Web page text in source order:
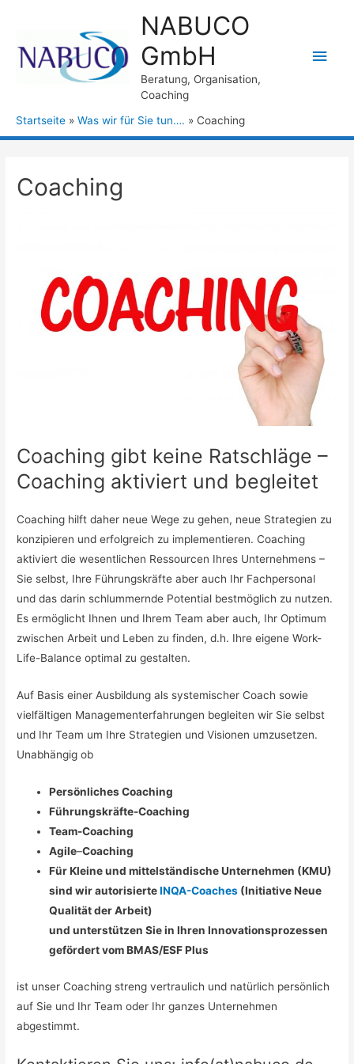
NABUCO
GmbH
Beratung, Organisation,
Coaching
Startseite Was wir für Sie tun…. Coaching
Coaching
Coaching gibt keine Ratschläge –
Coaching aktiviert und begleitet
Coaching hilft daher neue Wege zu gehen, neue Strategien zu
konzipieren und erfolgreich zu implementieren. Coaching
aktiviert die wesentlichen Ressourcen Ihres Unternehmens –
Sie selbst, Ihre Führungskräfte aber auch Ihr Fachpersonal
und das darin schlummernde Potential bestmöglich zu nutzen.
Es ermöglicht Ihnen und Ihrem Team aber auch, Ihr Optimum
zwischen Arbeit und Leben zu finden, d.h. Ihre eigene Work-
Life-Balance optimal zu gestalten.
Auf Basis einer Ausbildung als systemischer Coach sowie
vielfältigen Managementerfahrungen begleiten wir Sie selbst
und Ihr Team um Ihre Strategien und Visionen umzusetzen.
Unabhängig ob
Persönliches Coaching
Führungskräfte-Coaching
Team-Coaching
Agile–Coaching
Für Kleine und mittelständische Unternehmen (KMU)
sind wir autorisierteINQA-Coaches (Initiative Neue
Qualität der Arbeit)
und unterstützen Sie in Ihren Innovationsprozessen
gefördert vom BMAS/ESF Plus
ist unser Coaching streng vertraulich und natürlich persönlich
auf Sie und Ihr Team oder Ihr ganzes Unternehmen
abgestimmt.